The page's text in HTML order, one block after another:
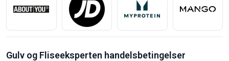
Gulv og Fliseeksperten handelsbetingelser